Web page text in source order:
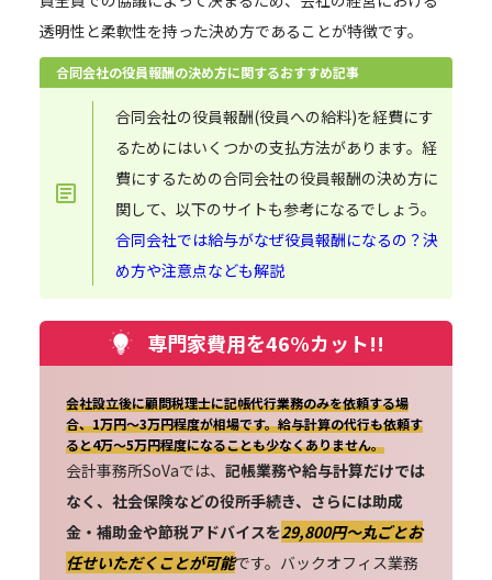
透明性と柔軟性を持った決め方であることが特徴です。
合同会社の役員報酬の決め方に関するおすすめ記事
合同会社の役員報酬(役員への給料)を経費にす
るためにはいくつかの支払方法があります。経
費にするための合同会社の役員報酬の決め方に
関して、以下のサイトも参考になるでしょう。
合同会社では給与がなぜ役員報酬になるの？決
め方や注意点なども解説
専門家費用を46%カット!!
会社設立後に顧問税理士に記帳代行業務のみを依頼する場
合、1万円～3万円程度が相場です。給与計算の代行も依頼す
ると4万～5万円程度になることも少なくありません。
会計事務所SoVaでは、 記帳業務や給与計算だけでは
なく、社会保険などの役所手続き、さらには助成
金・補助金や節税アドバイスを29,800円〜丸ごとお
任せいただくことが可能です。バックオフィス業務